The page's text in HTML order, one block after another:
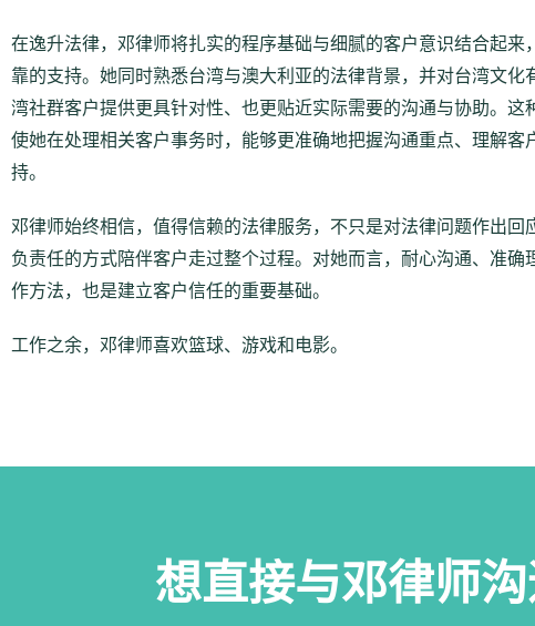
在逸升法律，邓律师将扎实的程序基础与细腻的客户意识结合起来
靠的支持。她同时熟悉台湾与澳大利亚的法律背景，并对台湾文化
湾社群客户提供更具针对性、也更贴近实际需要的沟通与协助。这
使她在处理相关客户事务时，能够更准确地把握沟通重点、理解客
持。
邓律师始终相信，值得信赖的法律服务，不只是对法律问题作出回
负责任的方式陪伴客户走过整个过程。对她而言，耐心沟通、准确
作方法，也是建立客户信任的重要基础。
工作之余，邓律师喜欢篮球、游戏和电影。
想直接与邓律师沟